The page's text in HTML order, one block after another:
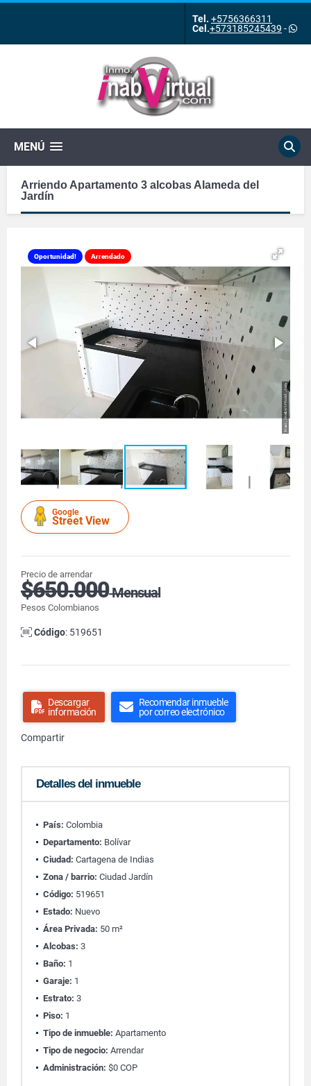
Tel. +5756366311
Cel.+573185245439 -
MENÚ
Arriendo Apartamento 3 alcobas Alameda del
Jardín
Oportunidad! Arrendado
Google
Street View
Precio de arrendar
$650.000Mensual
Pesos Colombianos
Código: 519651
Descargar
información
Recomendar inmueble
por correo electrónico
Compartir
Detalles del inmueble
País: Colombia
Departamento: Bolívar
Ciudad: Cartagena de Indias
Zona / barrio: Ciudad Jardín
Código: 519651
Estado: Nuevo
Área Privada: 50 m²
Alcobas: 3
Baño: 1
Garaje: 1
Estrato: 3
Piso: 1
Tipo de inmueble: Apartamento
Tipo de negocio: Arrendar
Administración: $0 COP